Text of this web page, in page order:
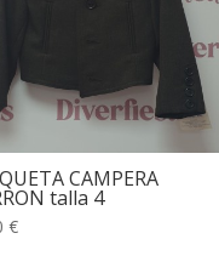
CAMPERA
talla 4
€